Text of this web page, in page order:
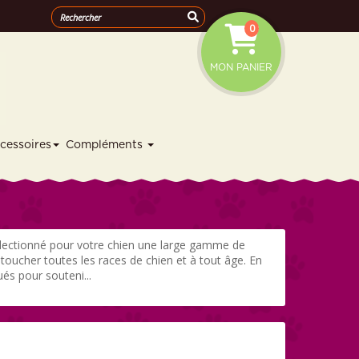
MON PANIER
0
Compléments
pour votre chien une large gamme de
toutes les races de chien et à tout âge. En
pour souteni...